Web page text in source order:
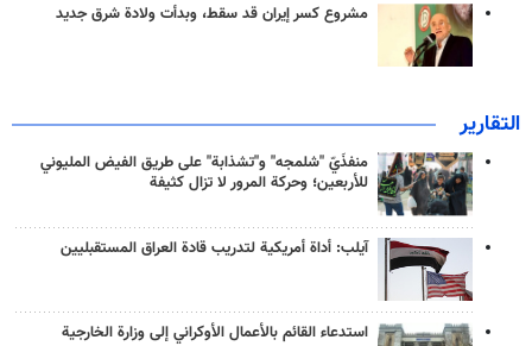
مشروع كسر إيران قد سقط، وبدأت ولادة شرق جديد
التقارير
منفذَيّ "شلمجه" و"تشذابة" على طريق الفيض المليوني
للأربعين؛ وحركة المرور لا تزال كثيفة
آيلب: أداة أمريكية لتدريب قادة العراق المستقبليين
استدعاء القائم بالأعمال الأوكراني إلى وزارة الخارجية